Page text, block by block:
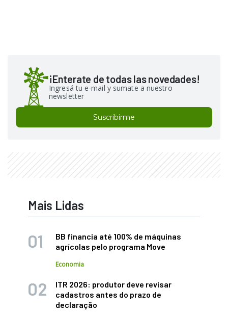
¡Enterate de todas las novedades!
Ingresá tu e-mail y sumate a nuestro
newsletter
Suscribirme
Mais Lidas
BB financia até 100% de máquinas
agrícolas pelo programa Move
Economia
ITR 2026: produtor deve revisar
cadastros antes do prazo de
declaração